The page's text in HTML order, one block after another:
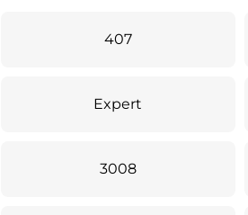
407
Expert
3008